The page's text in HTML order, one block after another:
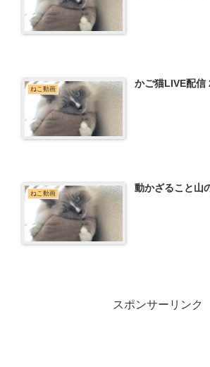
ねこ動画 かご猫LIVE配信
ねこ動画 動かざること山
スポンサーリンク